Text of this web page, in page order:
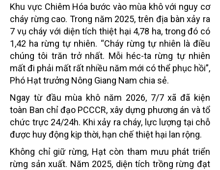
Khu vực Chiêm Hóa bước vào mùa khô với nguy cơ
cháy rừng cao. Trong năm 2025, trên địa bàn xảy ra
7 vụ cháy với diện tích thiệt hại 4,78 ha, trong đó có
1,42 ha rừng tự nhiên. “Cháy rừng tự nhiên là điều
chúng tôi trăn trở nhất. Mỗi héc-ta rừng tự nhiên
mất đi phải mất rất nhiều năm mới có thể phục hồi”,
Phó Hạt trưởng Nông Giang Nam chia sẻ.
Ngay từ đầu mùa khô năm 2026, 7/7 xã đã kiện
toàn Ban chỉ đạo PCCCR, xây dựng phương án và tổ
chức trực 24/24h. Khi xảy ra cháy, lực lượng tại chỗ
được huy động kịp thời, hạn chế thiệt hại lan rộng.
Không chỉ giữ rừng, Hạt còn tham mưu phát triển
rừng sản xuất. Năm 2025, diện tích trồng rừng đạt